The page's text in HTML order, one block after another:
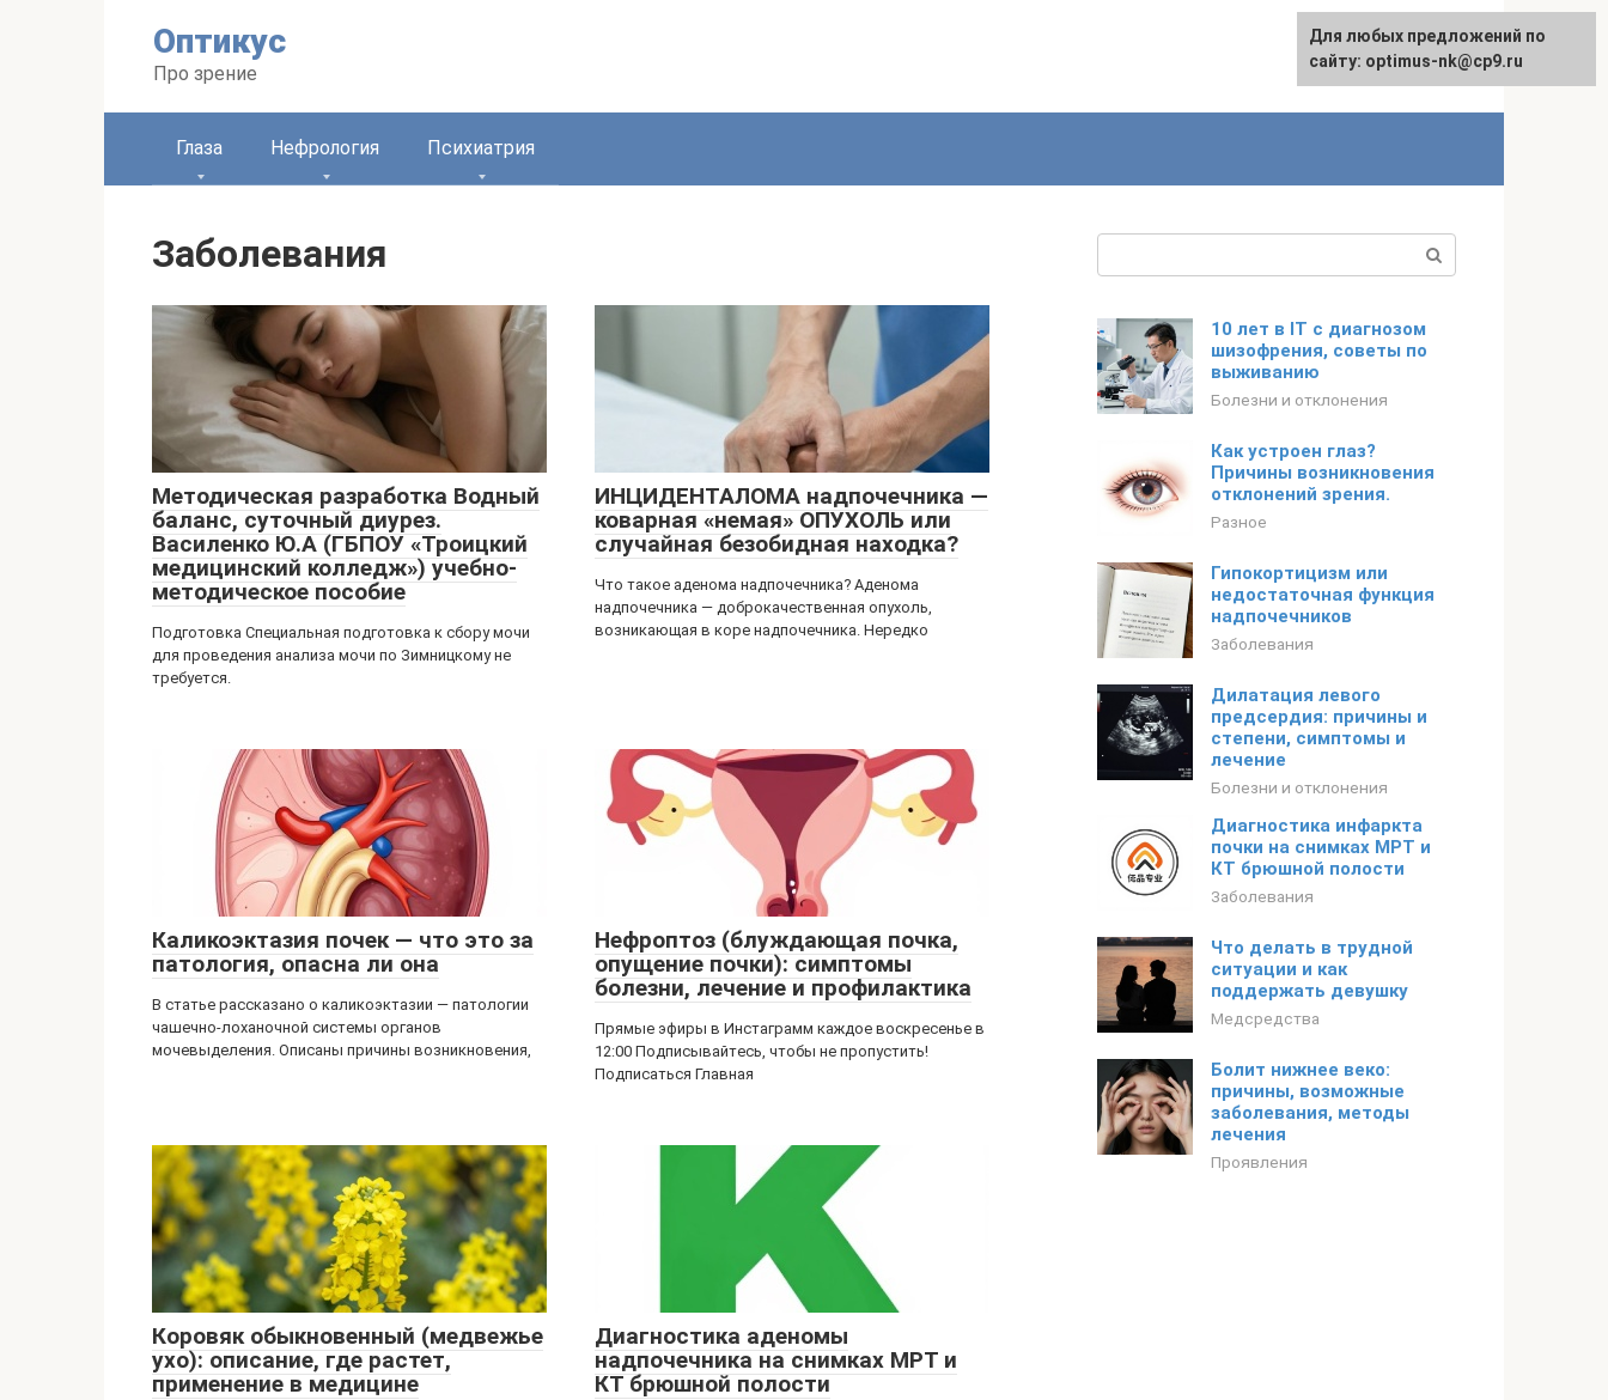
Оптикус
Про зрение
English
Глаза Нефрология Психиатрия
Заболевания
Методическая разработка Водный
баланс, суточный диурез.
Василенко Ю.А (ГБПОУ «Троицкий
медицинский колледж») учебно-
методическое пособие
Подготовка Специальная подготовка к сбору мочи
для проведения анализа мочи по Зимницкому не
требуется.
ИНЦИДЕНТАЛОМА надпочечника —
коварная «немая» ОПУХОЛЬ или
случайная безобидная находка?
Что такое аденома надпочечника? Аденома
надпочечника — доброкачественная опухоль,
возникающая в коре надпочечника. Нередко
Каликоэктазия почек — что это за
патология, опасна ли она
В статье рассказано о каликоэктазии — патологии
чашечно-лоханочной системы органов
мочевыделения. Описаны причины возникновения,
Нефроптоз (блуждающая почка,
опущение почки): симптомы
болезни, лечение и профилактика
Прямые эфиры в Инстаграмм каждое воскресенье в
12:00 Подписывайтесь, чтобы не пропустить!
Подписаться Главная
Коровяк обыкновенный (медвежье
ухо): описание, где растет,
применение в медицине
Диагностика аденомы
надпочечника на снимках МРТ и
КТ брюшной полости
10 лет в IT с диагнозом
шизофрения, советы по
выживанию
Болезни и отклонения
Как устроен глаз?
Причины возникновения
отклонений зрения.
Разное
Гипокортицизм или
недостаточная функция
надпочечников
Заболевания
Дилатация левого
предсердия: причины и
степени, симптомы и
лечение
Болезни и отклонения
Диагностика инфаркта
почки на снимках МРТ и
КТ брюшной полости
Заболевания
Что делать в трудной
ситуации и как
поддержать девушку
Медсредства
Болит нижнее веко:
причины, возможные
заболевания, методы
лечения
Проявления
Для любых предложений по
сайту: optimus-nk@cp9.ru